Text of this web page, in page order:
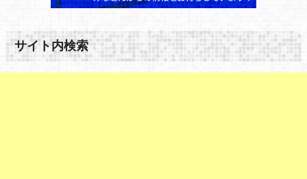
サイト内検索